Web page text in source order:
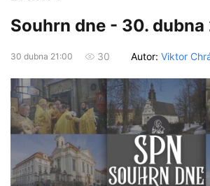
Souhrn dne - 30.
30 dubna 21:00 30 Autor: Viktor